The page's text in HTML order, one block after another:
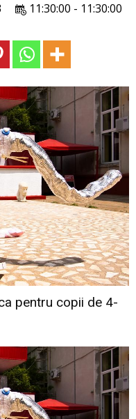
11:30:00 - 11:30:00
pentru copii de 4-